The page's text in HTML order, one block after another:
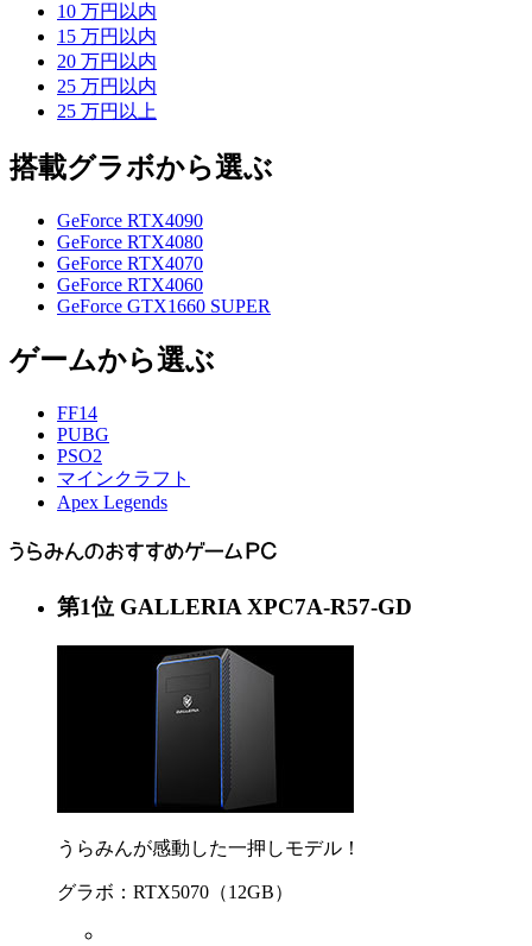
10 万円以内
15 万円以内
20 万円以内
25 万円以内
25 万円以上
搭載グラボから選ぶ
GeForce RTX4090
GeForce RTX4080
GeForce RTX4070
GeForce RTX4060
GeForce GTX1660 SUPER
ゲームから選ぶ
FF14
PUBG
PSO2
マインクラフト
Apex Legends
第1位 GALLERIA XPC7A-R57-GD
うらみんが感動した一押しモデル！
グラボ：RTX5070（12GB）